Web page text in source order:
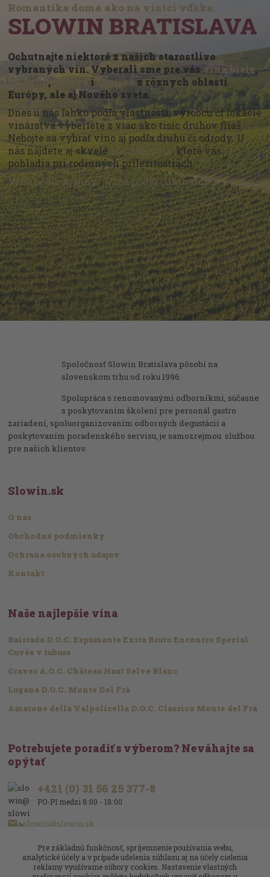
Romantika doma ako na vinici vďaka
SLOWIN BRATISLAVA
Ochutnajte niektoré z našich starostlivo
vybraných vín. Vyberali sme pre vásvína biele,
červené, išumivé z rôznych oblastí
Európy, ale aj Nového sveta.
Dnes u nás ľahko podľa vlastností, výrobcu či lokácie
vinárstva vyberiete z viac ako tisíc druhov fliaš.
Nebojte sa vybrať víno aj podľa druhu či odrody. U
nás nájdete aj skveléportské vína, ktoré vás
pohladia pri rodinných príležitostiach.
Vína podľa krajiny/Vína podľa cukrnatosti
Spoločnosť Slowin Bratislava pôsobí na
slovenskom trhu od roku 1996.
Spolupráca s renomovanými odborníkmi, súčasne
s poskytovaním školení pre personál gastro
zariadení, spoluorganizovaním odborných degustácií a
poskytovaním poradenského servisu, je samozrejmou službou
pre našich klientov.
Slowin.sk
O nás
Obchodné podmienky
Ochrana osobných údajov
Kontakt
Naše najlepšie vína
Bairrada D.O.C. Espumante Extra Bruto Encontro Special
Cuvée v tubuse
Graves A.O.C. Château Haut Selve Blanc
Lugana D.O.C. Monte Del Frá
Amarone della Valpolicella D.O.C. Classico Monte del Frá
Potrebujete poradiť s výberom? Neváhajte sa
opýtať
+421 (0) 31 56 25 377-8
PO-PI medzi 8:00 - 18:00
slowin@slowin.sk
Pre základnú funkčnosť, spríjemnenie používania webu,
analytické účely a v prípade udelenia súhlasu aj na účely cielenia
reklamy využívame súbory cookies. Nastavenie vlastných